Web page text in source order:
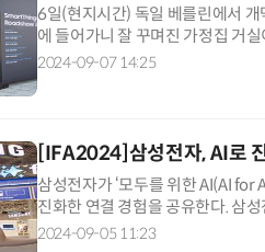
6일(현지시간) 독일 베를린에서
에 들어가니 잘 꾸며진 가정집 거
된 집 안 전체 가전기기 상태가 한
2024-09-07 14:25
[IFA2024]삼성전자, AI로
삼성전자가 ‘모두를 위한 AI(AI for
진화한 연결 경험을 공유한다. 삼
답하는 업그레이드된 ‘빅스비’, 글
2024-09-05 11:23